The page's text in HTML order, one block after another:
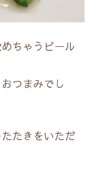
ちゃうビール
つまみでし
たきをいただ